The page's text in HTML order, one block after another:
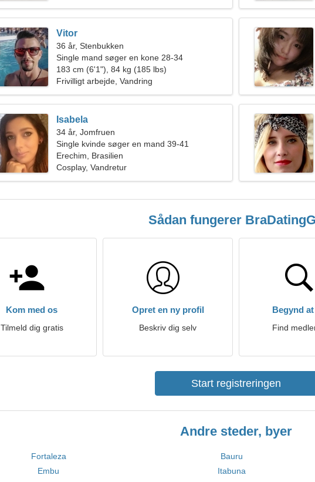
Vitor
36 år, Stenbukken
Single mand søger en kone 28-34
183 cm (6'1"), 84 kg (185 lbs)
Frivilligt arbejde, Vandring
Isabela
34 år, Jomfruen
Single kvinde søger en mand 39-41
Erechim, Brasilien
Cosplay, Vandretur
Sådan fungerer
Kom med os
Tilmeld dig gratis
Opret en ny profil
Beskriv dig selv
Begynd
Find
Start registreringen
Andre steder, byer
Fortaleza Bauru
Embu
Itabuna